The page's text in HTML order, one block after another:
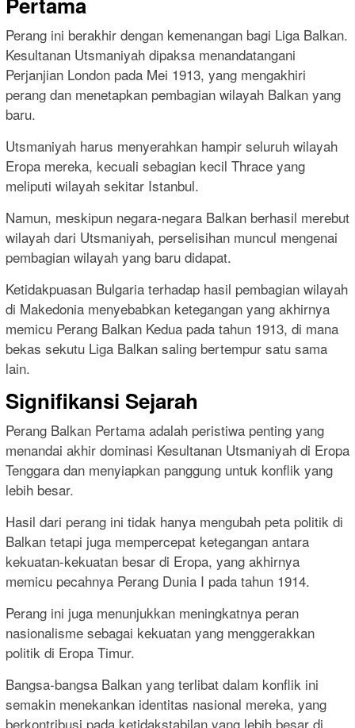
Perang ini berakhir dengan kemenangan bagi Liga Balkan.
Kesultanan Utsmaniyah dipaksa menandatangani
Perjanjian London pada Mei 1913, yang mengakhiri
perang dan menetapkan pembagian wilayah Balkan yang
baru.
Utsmaniyah harus menyerahkan hampir seluruh wilayah
Eropa mereka, kecuali sebagian kecil Thrace yang
meliputi wilayah sekitar Istanbul.
Namun, meskipun negara-negara Balkan berhasil merebut
wilayah dari Utsmaniyah, perselisihan muncul mengenai
pembagian wilayah yang baru didapat.
Ketidakpuasan Bulgaria terhadap hasil pembagian wilayah
di Makedonia menyebabkan ketegangan yang akhirnya
memicu Perang Balkan Kedua pada tahun 1913, di mana
bekas sekutu Liga Balkan saling bertempur satu sama
lain.
Signifikansi Sejarah
Perang Balkan Pertama adalah peristiwa penting yang
menandai akhir dominasi Kesultanan Utsmaniyah di Eropa
Tenggara dan menyiapkan panggung untuk konflik yang
lebih besar.
Hasil dari perang ini tidak hanya mengubah peta politik di
Balkan tetapi juga mempercepat ketegangan antara
kekuatan-kekuatan besar di Eropa, yang akhirnya
memicu pecahnya Perang Dunia I pada tahun 1914.
Perang ini juga menunjukkan meningkatnya peran
nasionalisme sebagai kekuatan yang menggerakkan
politik di Eropa Timur.
Bangsa-bangsa Balkan yang terlibat dalam konflik ini
semakin menekankan identitas nasional mereka, yang
berkontribusi pada ketidakstabilan yang lebih besar di